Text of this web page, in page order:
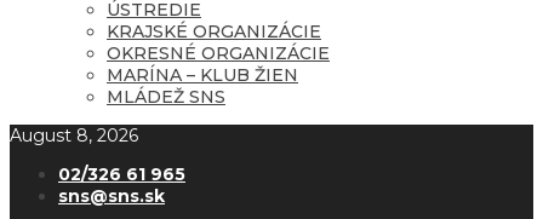
ÚSTREDIE
KRAJSKÉ ORGANIZÁCIE
OKRESNÉ ORGANIZÁCIE
MARÍNA – KLUB ŽIEN
MLÁDEŽ SNS
August 8, 2026
02/326 61 965
sns@sns.sk